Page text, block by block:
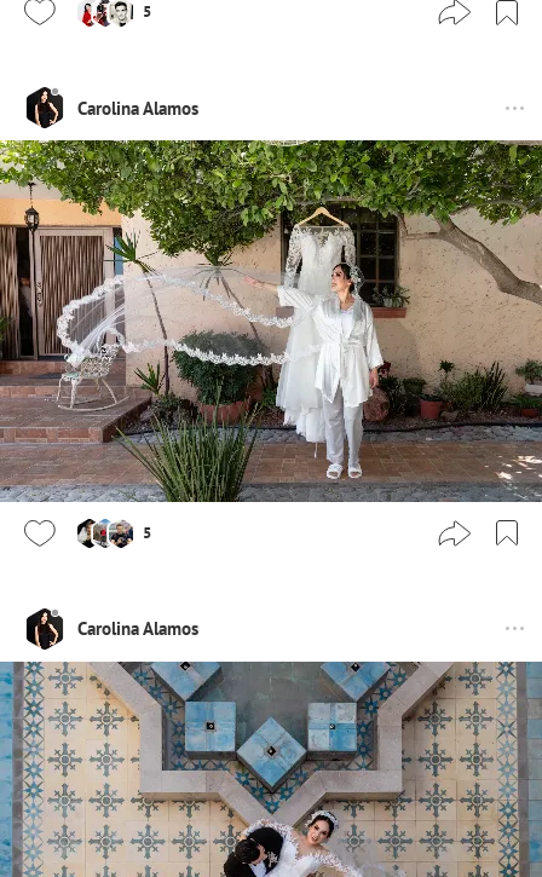
5
Carolina Alamos
5
Carolina Alamos